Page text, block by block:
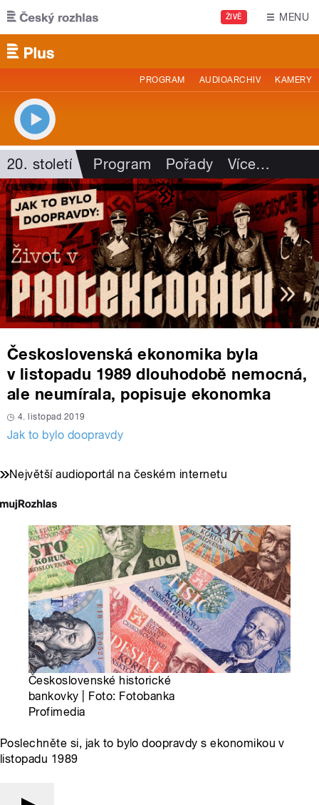
Přejít k hlavnímu obsahu
ŽIVĚ MENU
PROGRAM AUDIOARCHIV KAMERY
20. století Program Pořady Více…
Československá ekonomika byla
v listopadu 1989 dlouhodobě nemocná,
ale neumírala, popisuje ekonomka
4. listopad 2019
Jak to bylo doopravdy
Největší audioportál na českém internetu
Československé historické
bankovky | Foto: Fotobanka
Profimedia
Poslechněte si, jak to bylo doopravdy s ekonomikou v
listopadu 1989